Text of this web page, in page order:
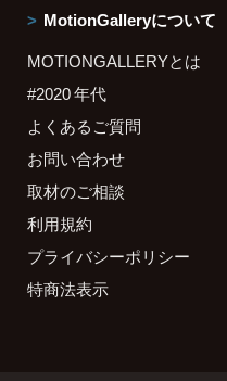
MotionGalleryについて
MOTIONGALLERYとは
#2020 年代
よくあるご質問
お問い合わせ
取材のご相談
利用規約
プライバシーポリシー
特商法表示